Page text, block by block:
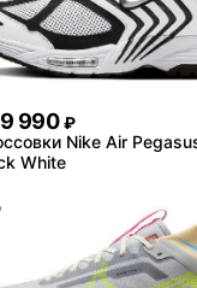
9 990 ₽
Nike Air
White